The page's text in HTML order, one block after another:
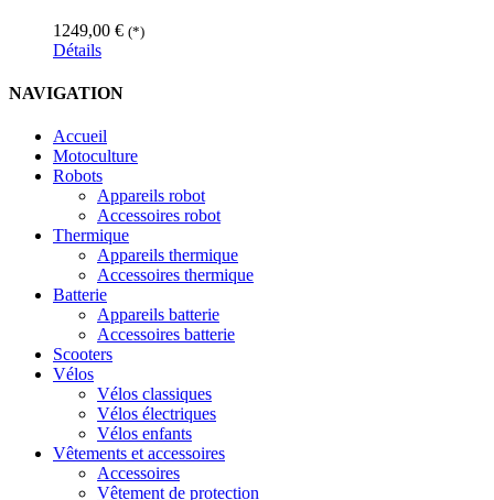
1249,00 € (*)
Détails
NAVIGATION
Accueil
Motoculture
Robots
Appareils robot
Accessoires robot
Thermique
Appareils thermique
Accessoires thermique
Batterie
Appareils batterie
Accessoires batterie
Scooters
Vélos
Vélos classiques
Vélos électriques
Vélos enfants
Vêtements et accessoires
Accessoires
Vêtement de protection